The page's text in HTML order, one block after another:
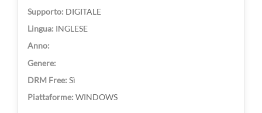
DIGITALE
INGLESE
Sì
WINDOWS